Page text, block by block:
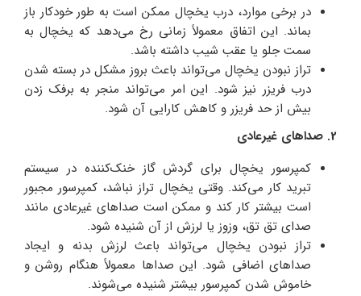
در برخی موارد، درب یخچال ممکن است به طور خودکار باز
بماند. این اتفاق معمولاً زمانی رخ می‌دهد که یخچال به
سمت جلو یا عقب شیب داشته باشد.
تراز نبودن یخچال می‌تواند باعث بروز مشکل در بسته شدن
درب فریزر نیز شود. این امر می‌تواند منجر به برفک زدن
بیش از حد فریزر و کاهش کارایی آن شود.
2. صداهای غیرعادی
کمپرسور یخچال برای گردش گاز خنک‌کننده در سیستم
تبرید کار می‌کند. وقتی یخچال تراز نباشد، کمپرسور مجبور
است بیشتر کار کند و ممکن است صداهای غیرعادی مانند
صدای تق تق، وزوز یا لرزش از آن شنیده شود.
تراز نبودن یخچال می‌تواند باعث لرزش بدنه و ایجاد
صداهای اضافی شود. این صداها معمولاً هنگام روشن و
خاموش شدن کمپرسور بیشتر شنیده می‌شوند.